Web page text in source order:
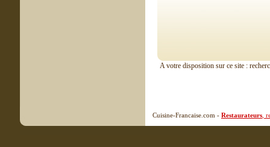
A votre disposition sur ce site :
Cuisine-Francaise.com - Restaurateurs ,